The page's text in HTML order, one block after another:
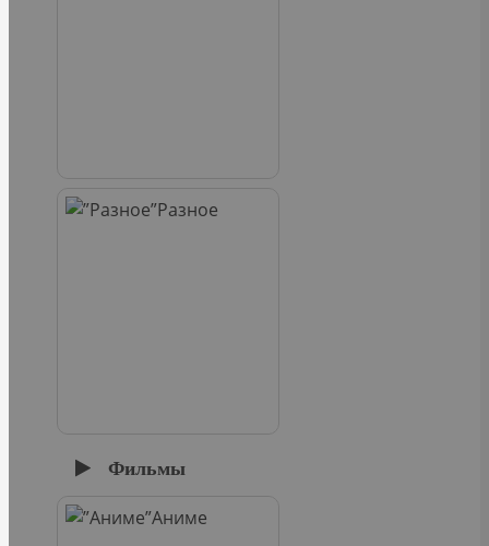
Разное
Фильмы
Аниме